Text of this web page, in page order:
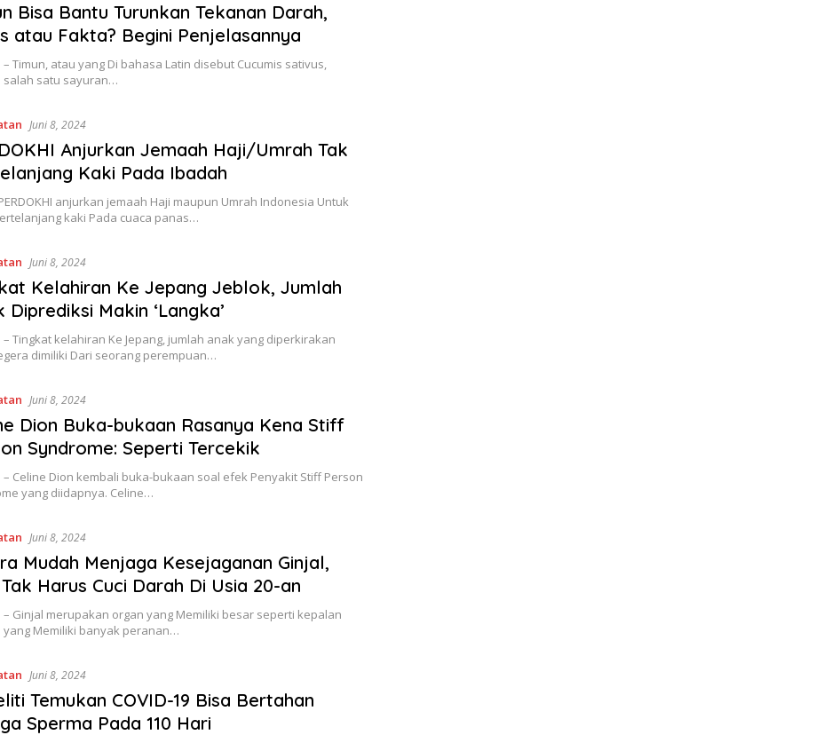
Bisa Bantu Turunkan Tekanan Darah,
atau Fakta? Begini Penjelasannya
– Timun, atau yang Di bahasa Latin disebut Cucumis sativus,
salah satu sayuran…
Juni 8, 2024
Anjurkan Jemaah Haji/Umrah Tak
Kaki Pada Ibadah
anjurkan jemaah Haji maupun Umrah Indonesia Untuk
kaki Pada cuaca panas…
Juni 8, 2024
Kelahiran Ke Jepang Jeblok, Jumlah
Diprediksi Makin ‘Langka’
– Tingkat kelahiran Ke Jepang, jumlah anak yang diperkirakan
dimiliki Dari seorang perempuan…
Juni 8, 2024
Dion Buka-bukaan Rasanya Kena Stiff
Syndrome: Seperti Tercekik
– Celine Dion kembali buka-bukaan soal efek Penyakit Stiff Person
yang diidapnya. Celine…
Juni 8, 2024
Mudah Menjaga Kesejaganan Ginjal,
Harus Cuci Darah Di Usia 20-an
– Ginjal merupakan organ yang Memiliki besar seperti kepalan
yang Memiliki banyak peranan…
Juni 8, 2024
Temukan COVID-19 Bisa Bertahan
Sperma Pada 110 Hari